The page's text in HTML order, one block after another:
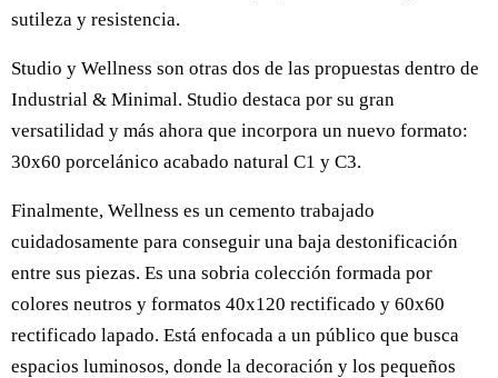
sutileza y resistencia.
Studio y Wellness son otras dos de las propuestas dentro de
Industrial & Minimal. Studio destaca por su gran
versatilidad y más ahora que incorpora un nuevo formato:
30x60 porcelánico acabado natural C1 y C3.
Finalmente, Wellness es un cemento trabajado
cuidadosamente para conseguir una baja destonificación
entre sus piezas. Es una sobria colección formada por
colores neutros y formatos 40x120 rectificado y 60x60
rectificado lapado. Está enfocada a un público que busca
espacios luminosos, donde la decoración y los pequeños